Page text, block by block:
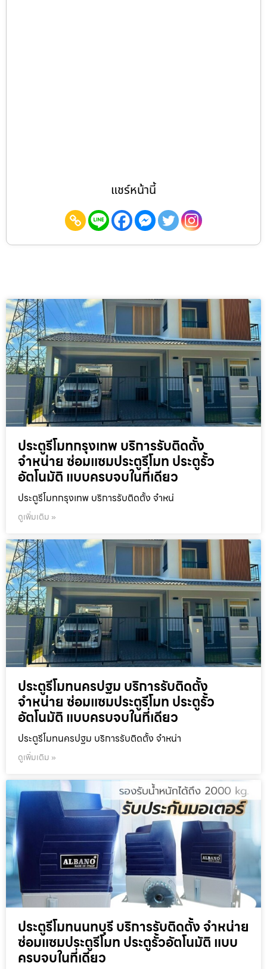
แชร์หน้านี้
ประตูรีโมทกรุงเทพ บริการรับติดตั้ง
จำหน่าย ซ่อมแซมประตูรีโมท ประตูรั้ว
อัตโนมัติ แบบครบจบในที่เดียว
ประตูรีโมทกรุงเทพ บริการรับติดตั้ง จำหน่
ดูเพิ่มเติม »
ประตูรีโมทนครปฐม บริการรับติดตั้ง
จำหน่าย ซ่อมแซมประตูรีโมท ประตูรั้ว
อัตโนมัติ แบบครบจบในที่เดียว
ประตูรีโมทนครปฐม บริการรับติดตั้ง จำหน่า
ดูเพิ่มเติม »
ประตูรีโมทนนทบุรี บริการรับติดตั้ง จำหน่าย
ซ่อมแซมประตูรีโมท ประตูรั้วอัตโนมัติ แบบ
ครบจบในที่เดียว